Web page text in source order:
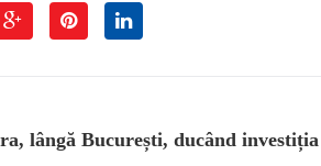
lângă București, ducând investiția